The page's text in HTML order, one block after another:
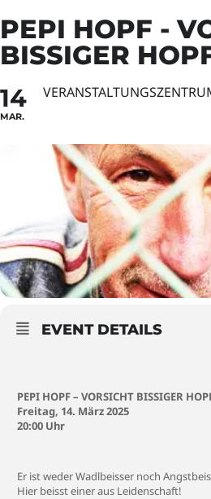
PEPI HOPF -
BISSIGER
14
MAR.
EVENT DETAILS
PEPI HOPF – VORSICHT BISSIGER
Freitag, 14. März 2025
20:00 Uhr
Er ist weder Wadlbeisser noch
Hier beisst einer aus Leidenschaft!